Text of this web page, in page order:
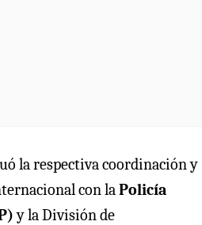
la respectiva coordinación y
con laPolicía
y la División de